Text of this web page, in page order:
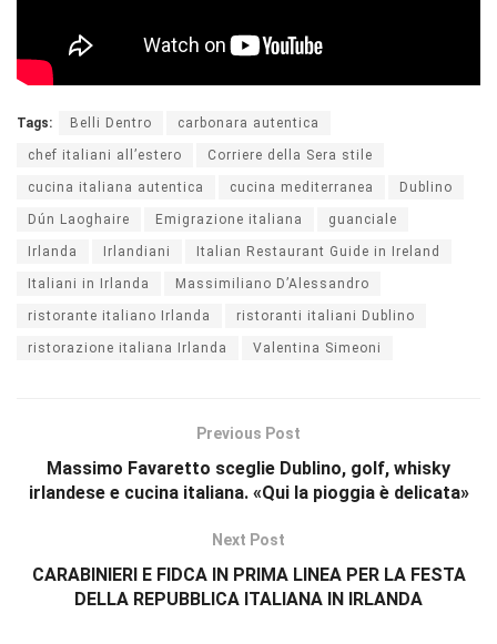
Tags: Belli Dentro carbonara autentica
chef italiani all’estero Corriere della Sera stile
cucina italiana autentica cucina mediterranea Dublino
Dún Laoghaire Emigrazione italiana guanciale
Irlanda Irlandiani Italian Restaurant Guide in Ireland
Italiani in Irlanda Massimiliano D’Alessandro
ristorante italiano Irlanda ristoranti italiani Dublino
ristorazione italiana Irlanda Valentina Simeoni
Previous Post
Massimo Favaretto sceglie Dublino, golf, whisky
irlandese e cucina italiana. «Qui la pioggia è delicata»
Next Post
CARABINIERI E FIDCA IN PRIMA LINEA PER LA FESTA
DELLA REPUBBLICA ITALIANA IN IRLANDA